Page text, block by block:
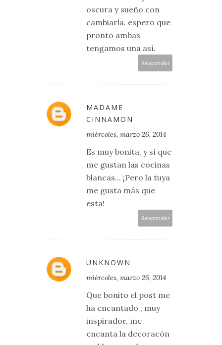
oscura y sueño con
cambiarla. espero que
pronto ambas
tengamos una así.
Responder
MADAME
CINNAMON
miércoles, marzo 26, 2014
Es muy bonita, y sí que
me gustan las cocinas
blancas... ¡Pero la tuya
me gusta más que
esta!
Responder
UNKNOWN
miércoles, marzo 26, 2014
Que bonito el post me
ha encantado , muy
inspirador, me
encanta la decoracón